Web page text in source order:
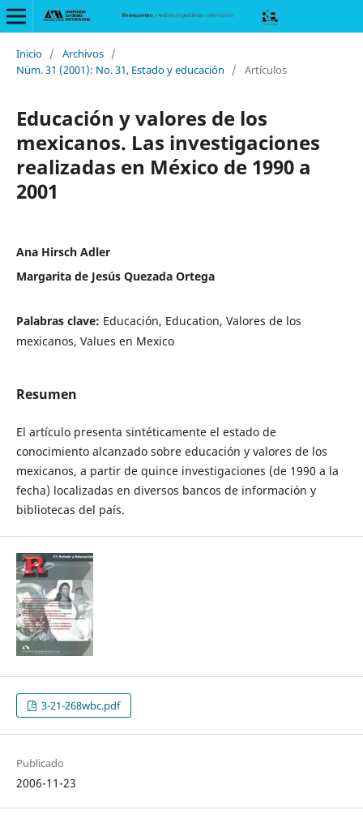
Inicio / Archivos /
Núm. 31 (2001): No. 31, Estado y educación
/ Artículos
Educación y valores de los
mexicanos. Las investigaciones
realizadas en México de 1990 a
2001
Ana Hirsch Adler
Margarita de Jesús Quezada Ortega
Palabras clave: Educación, Education, Valores de los
mexicanos, Values en Mexico
Resumen
El artículo presenta sintéticamente el estado de
conocimiento alcanzado sobre educación y valores de los
mexicanos, a partir de quince investigaciones (de 1990 a la
fecha) localizadas en diversos bancos de información y
bibliotecas del país.
3-21-268wbc.pdf
Publicado
2006-11-23